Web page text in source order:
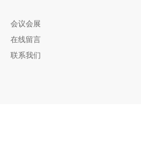
会议会展
在线留言
联系我们